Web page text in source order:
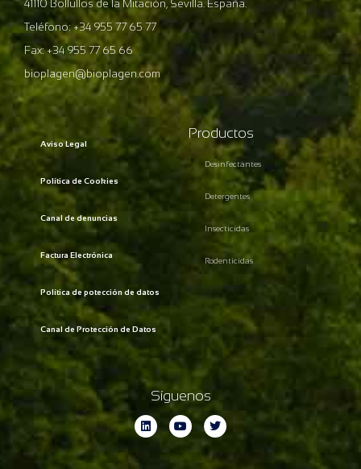
41110 Bollullos de la Mitación, Sevilla. España.
Teléfono: +34 955 77 65 77
Fax: +34 955 77 65 66
bioplagen@bioplagen.com
Aviso Legal
Política de Cookies
Canal de denuncias
Factura Electrónica
Política de potección de datos
Canal de Protección de Datos
Productos
Desinfectantes
Detergentes
Insecticidas
Rodenticidas
Síguenos